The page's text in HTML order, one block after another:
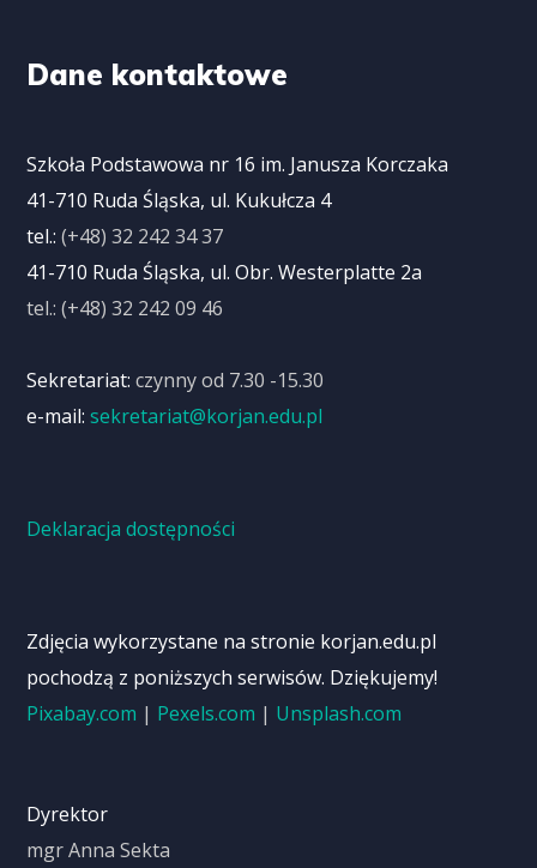
Dane kontaktowe
Szkoła Podstawowa nr 16 im. Janusza Korczaka
41-710 Ruda Śląska, ul. Kukułcza 4
tel.: (+48) 32 242 34 37
41-710 Ruda Śląska, ul. Obr. Westerplatte 2a
tel.: (+48) 32 242 09 46
Sekretariat: czynny od 7.30 -15.30
e-mail:sekretariat@korjan.edu.pl
Deklaracja dostępności
Zdjęcia wykorzystane na stronie korjan.edu.pl
pochodzą z poniższych serwisów. Dziękujemy!
Pixabay.com | Pexels.com | Unsplash.com
Dyrektor
mgr Anna Sekta